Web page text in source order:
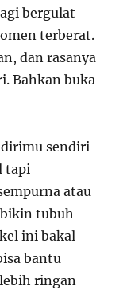
bergulat
terberat.
dan rasanya
Bahkan buka
sendiri
tapi
atau
tubuh
ini bakal
bantu
ringan